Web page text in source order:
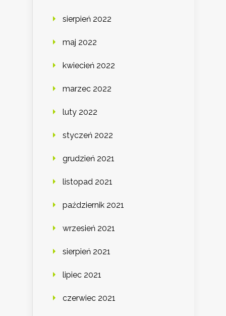
sierpień 2022
maj 2022
kwiecień 2022
marzec 2022
luty 2022
styczeń 2022
grudzień 2021
listopad 2021
październik 2021
wrzesień 2021
sierpień 2021
lipiec 2021
czerwiec 2021